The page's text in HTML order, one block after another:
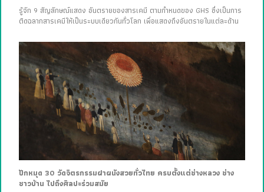
รู้จัก 9 สัญลักษณ์แสดง อันตรายของสารเคมี ตามกำหนดของ GHS ซึ่งเป็นการ
ติดฉลากสารเคมีให้เป็นระบบเดียวกันทั่วโลก เพื่อแสดงถึงอันตรายในแต่ละด้าน
ปักหมุด 30 วัดจิตรกรรมฝาผนังสวยทั่วไทย ครบตั้งแต่ช่างหลวง ช่าง
ชาวบ้าน ไปถึงศิลปะร่วมสมัย